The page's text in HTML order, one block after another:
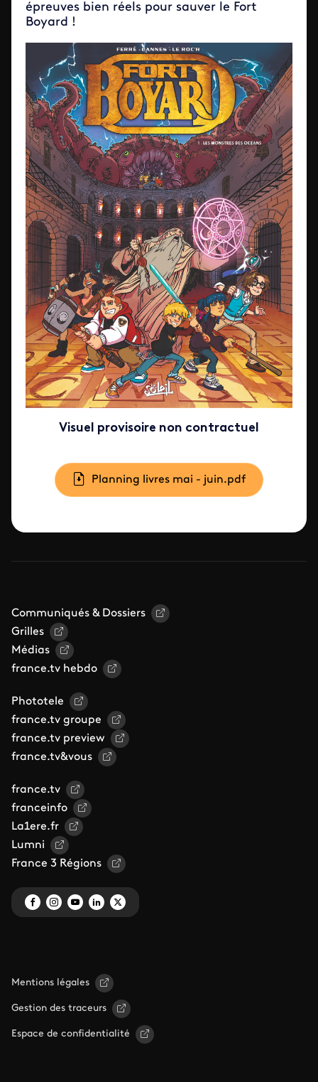
épreuves bien réels pour sauver le Fort
Boyard !
Visuel provisoire non contractuel
Document
Planning livres mai - juin.pdf
Communiqués & Dossiers
Grilles
Médias
france.tv hebdo
Phototele
france.tv groupe
france.tv preview
france.tv&vous
france.tv
franceinfo
La1ere.fr
Lumni
France 3 Régions
Mentions légales
Gestion des traceurs
Espace de confidentialité